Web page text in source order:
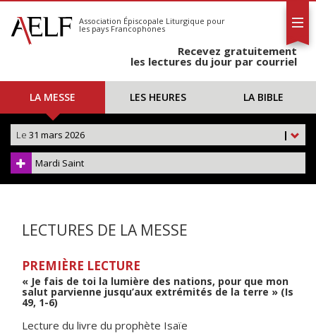
S'abonner
Calendrier
Association Épiscopale Liturgique pour
les pays Francophones
Recevez gratuitement
les lectures du jour par courriel
LA MESSE LES HEURES LA BIBLE
|
Le 31 mars 2026
Mardi Saint
LECTURES DE LA MESSE
PREMIÈRE LECTURE
« Je fais de toi la lumière des nations, pour que mon
salut parvienne jusqu’aux extrémités de la terre » (Is
49, 1-6)
Lecture du livre du prophète Isaïe